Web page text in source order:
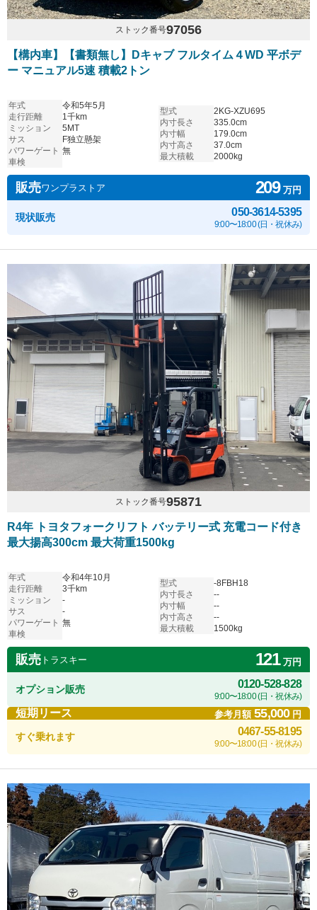
ストック番号97056
【構内車】【書類無し】Dキャブ フルタイム４WD 平ボデ
ー マニュアル5速 積載2トン
年式
令和5年5月
走行距離
1千km
ミッション
5MT
サス
F独立懸架
パワーゲート 無
車検
型式
2KG-XZU695
内寸長さ
335.0cm
内寸幅
179.0cm
内寸高さ
37.0cm
最大積載
2000kg
販売ワンプラストア 209万円
現状販売 050-3614-5395
9:00〜18:00 (日・祝休み)
ストック番号95871
R4年 トヨタフォークリフト バッテリー式 充電コード付き
最大揚高300cm 最大荷重1500kg
年式
令和4年10月
走行距離
3千km
ミッション
-
サス
-
パワーゲート 無
車検
型式
-8FBH18
内寸長さ
--
内寸幅
--
内寸高さ
--
最大積載
1500kg
販売 トラスキー 121万円
オプション販売 0120-528-828
9:00〜18:00 (日・祝休み)
短期リース 参考月額55,000円
すぐ乗れます 0467-55-8195
9:00〜18:00 (日・祝休み)